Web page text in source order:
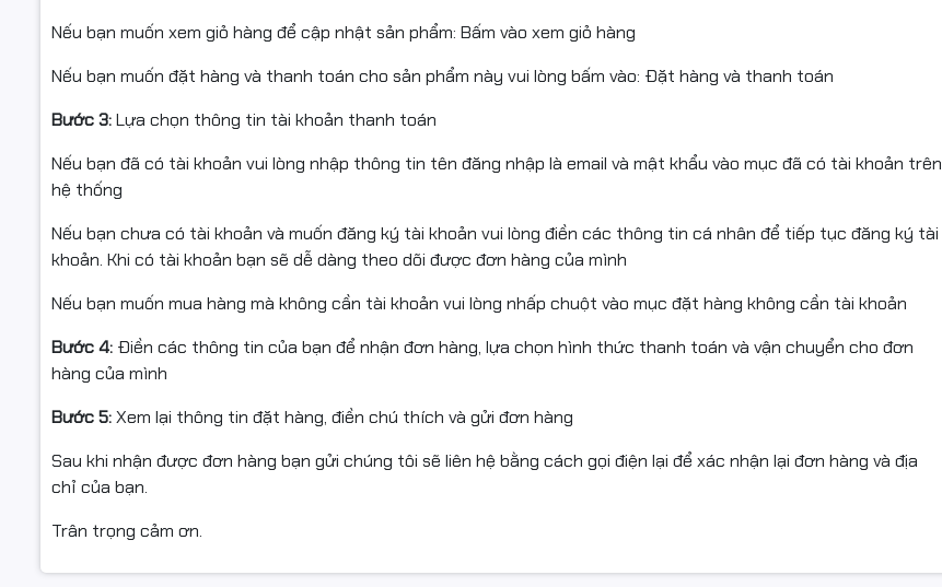
Nếu bạn muốn xem giỏ hàng để cập nhật sản phẩm: Bấm vào xem giỏ hàng
Nếu bạn muốn đặt hàng và thanh toán cho sản phẩm này vui lòng bấm vào: Đặt hàng và thanh toán
Bước 3:Lựa chọn thông tin tài khoản thanh toán
Nếu bạn đã có tài khoản vui lòng nhập thông tin tên đăng nhập là email và mật khẩu vào mục đã có tài khoản trên
hệ thống
Nếu bạn chưa có tài khoản và muốn đăng ký tài khoản vui lòng điền các thông tin cá nhân để tiếp tục đăng ký tài
khoản. Khi có tài khoản bạn sẽ dễ dàng theo dõi được đơn hàng của mình
Nếu bạn muốn mua hàng mà không cần tài khoản vui lòng nhấp chuột vào mục đặt hàng không cần tài khoản
Bước 4: Điền các thông tin của bạn để nhận đơn hàng, lựa chọn hình thức thanh toán và vận chuyển cho đơn
hàng của mình
Bước 5:Xem lại thông tin đặt hàng, điền chú thích và gửi đơn hàng
Sau khi nhận được đơn hàng bạn gửi chúng tôi sẽ liên hệ bằng cách gọi điện lại để xác nhận lại đơn hàng và địa
chỉ của bạn.
Trân trọng cảm ơn.